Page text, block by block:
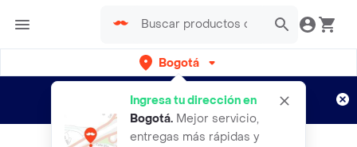
Bogotá
Ingresa tu dirección en
Bogotá. Mejor servicio,
entregas más rápidas y
envíos gratis por semanas
Aplican TyC